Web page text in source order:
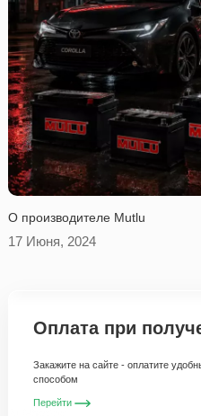
O производителе Mutlu
17 Июня, 2024
Оплата при
Закажите на сайте - оплатите
способом
Перейти